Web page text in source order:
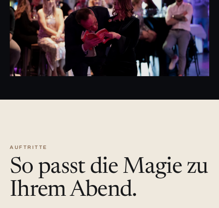
AUFTRITTE
So passt die Magie zu
Ihrem Abend.